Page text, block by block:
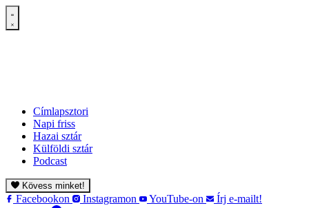
Címlapsztori
Napi friss
Hazai sztár
Külföldi sztár
Podcast
Kövess minket!
Facebookon Instagramon YouTube-on
Írj e-mailt!